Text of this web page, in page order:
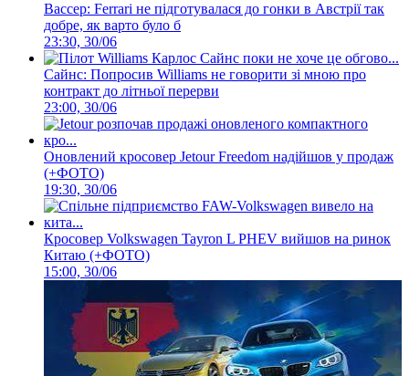
Вассер: Ferrari не підготувалася до гонки в Австрії так
добре, як варто було б
23:30, 30/06
Сайнс: Попросив Williams не говорити зі мною про
контракт до літньої перерви
23:00, 30/06
Оновлений кросовер Jetour Freedom надійшов у продаж
(+ФОТО)
19:30, 30/06
Кросовер Volkswagen Tayron L PHEV вийшов на ринок
Китаю (+ФОТО)
15:00, 30/06